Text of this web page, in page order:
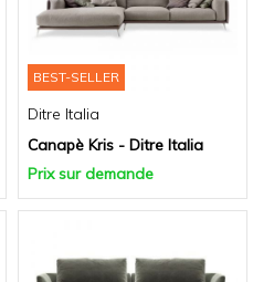
BEST-SELLER
Ditre Italia
Canapè Kris - Ditre Italia
Prix sur demande